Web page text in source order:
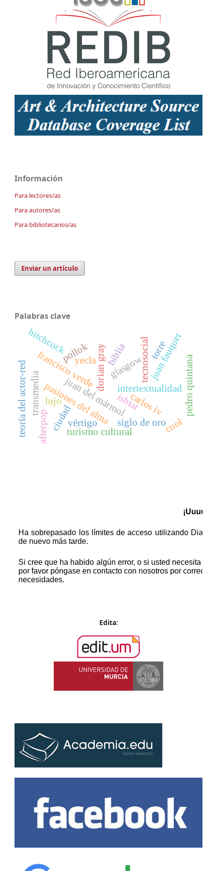
Información
Para lectores/as
Para autores/as
Para bibliotecarios/as
Enviar un artículo
Palabras clave
pasiones del alma
francisco verdedorian gray intertextualidad
ishtar
biblia
transmedia
tecnosocial
teoría del actor-red juan del mármolcarlos iv pedro quintana
vértigo
juan fauquet
pollok
glasgow
siglo de oro
ciudadturismo cultural
yecla
lujo
hitchcock
afterpop cool
torre
Edita: